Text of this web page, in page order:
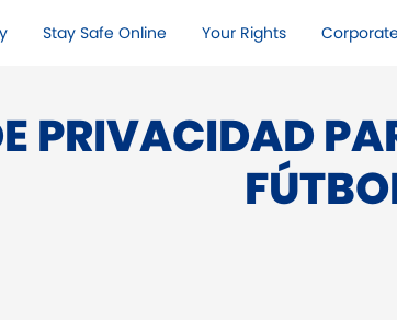
Stay Safe Online​ Your Rights​
PRIVACIDAD